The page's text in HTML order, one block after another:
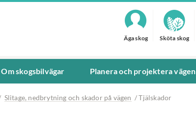
Äga skog Sköta skog
Om skogsbilvägar Planera och projektera vägen
Slitage, nedbrytning och skador på vägen /Tjälskador